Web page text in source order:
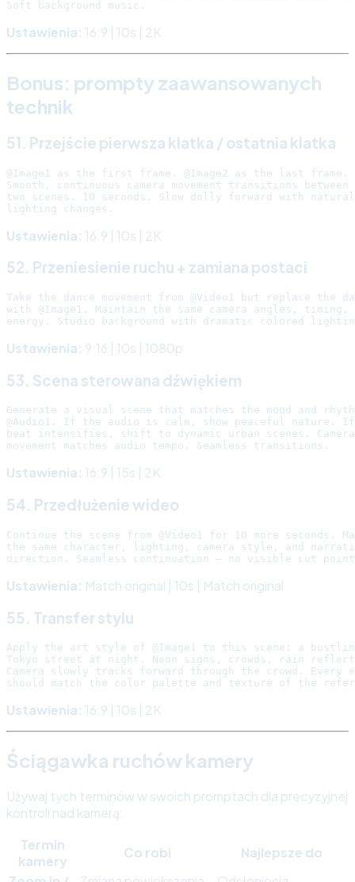
Ustawienia: 16:9 | 10s | 2K
Bonus: prompty zaawansowanych
technik
51. Przejście pierwsza klatka / ostatnia klatka
@Image1 as the first frame. @Image2 as the last frame.
Smooth, continuous camera movement transitions between
two scenes. 10 seconds. Slow dolly forward with natural
Ustawienia: 16:9 | 10s | 2K
52. Przeniesienie ruchu + zamiana postaci
Take the dance movement from @Video1 but replace the
with @Image1. Maintain the same camera angles, timing,
Ustawienia: 9:16 | 10s | 1080p
53. Scena sterowana dźwiękiem
Generate a visual scene that matches the mood and
@Audio1. If the audio is calm, show peaceful nature.
beat intensifies, shift to dynamic urban scenes. Camera
Ustawienia: 16:9 | 15s | 2K
54. Przedłużenie wideo
Continue the scene from @Video1 for 10 more seconds.
the same character, lighting, camera style, and
Ustawienia: Match original | 10s | Match original
55. Transfer stylu
Apply the art style of @Image1 to this scene: a
Tokyo street at night. Neon signs, crowds, rain
Camera slowly tracks forward through the crowd. Every
Ustawienia: 16:9 | 10s | 2K
Ściągawka ruchów kamery
Używaj tych terminów w swoich promptach dla precyzyjnej
kontroli nad kamerą:
Termin
kamery
Co robi
Najlepsze do